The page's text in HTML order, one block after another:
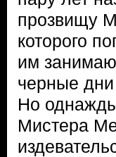
прозвищу
которого
им
черные
Но однажды
Мистера